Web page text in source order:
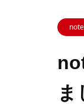
note
ま